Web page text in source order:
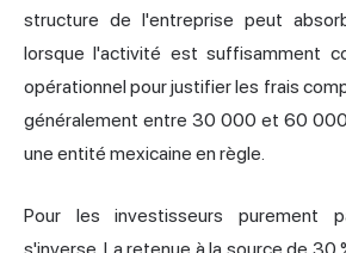
structure de l'entreprise peut
lorsque l'activité est suffisamment
opérationnel pour justifier les frais
généralement entre 30 000 et 60
une entité mexicaine en règle.
Pour les investisseurs purement